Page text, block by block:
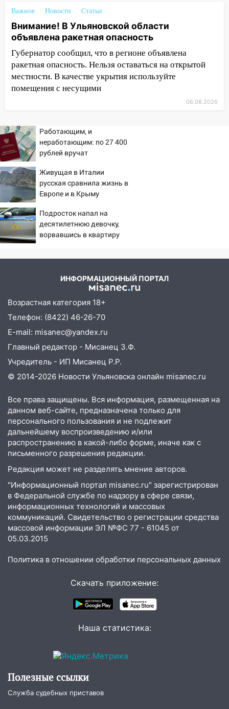
14:23
67% ульяновцев готовы
передумать увольняться, если им
повысят зарплату
14:01 Инсценировали ДТП и получили
более 4,6 миллиона рублей: перед
судом предстанет банда
автоподставщиков
13:00
В суде защитили репутацию
мужчины, которого необоснованно
обвиняли в жестоком обращении с
животными
12:28
Миллион на «льготниках»: в
Ульяновской области перевозчик
провернул хитрую схему с чужими
проездными
12:10
Ульяновский алиментщик накопил
опасность» на территории Ульяновской
11:30
Кабмин РФ разрешил до 1 июля
2027 года импорт, выпуск и обращение
бензина Евро 2, Евро 3, Евро 4
11:12 Соцсети: на Рябикова автомобиль
врезался в забор
10:27 Где есть бензин в Ульяновске
10:16 Внимание! В Ульяновской области
объявлена ракетная опасность
10:00 В Старомайнском районе утонул
51-летний мужчина
09:50
В Ульяновске черный коршун
застрял в тепловозе
09:44 Ульяновские спасатели помогли
юному велосипедисту на улице
Чернышевского
08:21 В Заволжском районе украли два
велосипеда
тридцатиградусная жара: какая будет
погода в четверг
юристы помогли женщине засудить УК
Кому 6 августа звезды сулят
прочность
05.08.2026
Важное Новости Статьи
Внимание! В Ульяновской области
объявлена ракетная опасность
Губернатор сообщил, что в регионе объявлена
ракетная опасность. Нельзя оставаться на открытой
местности. В качестве укрытия используйте
помещения с несущими
06.08.2026
Работающим, и
неработающим: по 27 400
рублей вручат
PrimaMedia.ru
Живущая в Италии
русская сравнила жизнь в
Европе и в Крыму
Подросток напал на
десятилетнюю девочку,
ворвавшись в квартиру
ИНФОРМАЦИОННЫЙ ПОРТАЛ
Возрастная категория 18+
Телефон: (8422) 46-26-70
E-mail: misanec@yandex.ru
Главный редактор - Мисанец З.Ф.
Учредитель - ИП Мисанец Р.Р.
© 2014-2026 Новости Ульяновска онлайн misanec.ru
Все права защищены. Вся информация, размещенная на
данном веб-сайте, предназначена только для
персонального пользования и не подлежит
дальнейшему воспроизведению и/или
распространению в какой-либо форме, иначе как с
письменного разрешения редакции.
Редакция может не разделять мнение авторов.
"Информационный портал misanec.ru" зарегистрирован
в Федеральной службе по надзору в сфере связи,
информационных технологий и массовых
коммуникаций. Свидетельство о регистрации средства
массовой информации ЭЛ №ФС 77 - 61045 от
05.03.2015
Политика в отношении обработки персональных данных
Скачать приложение:
Наша статистика:
Полезные ссылки
Служба судебных приставов